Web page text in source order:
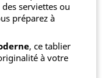
serviettes ou
préparez à
, ce tablier
à votre